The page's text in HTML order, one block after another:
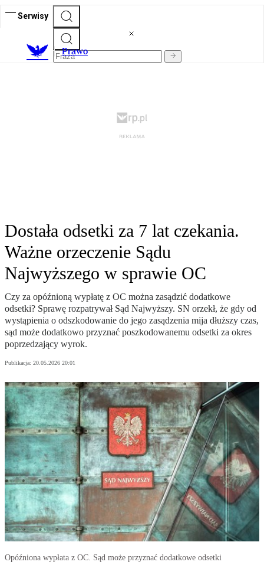
Serwisy
Prawo
Dostała odsetki za 7 lat czekania.
Ważne orzeczenie Sądu
Najwyższego w sprawie OC
Czy za opóźnioną wypłatę z OC można zasądzić dodatkowe
odsetki? Sprawę rozpatrywał Sąd Najwyższy. SN orzekł, że gdy od
wystąpienia o odszkodowanie do jego zasądzenia mija dłuższy czas,
sąd może dodatkowo przyznać poszkodowanemu odsetki za okres
poprzedzający wyrok.
Publikacja: 20.05.2026 20:01
Opóźniona wypłata z OC. Sąd może przyznać dodatkowe odsetki